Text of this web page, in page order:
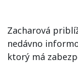
Zacharová
nedávno
ktorý má